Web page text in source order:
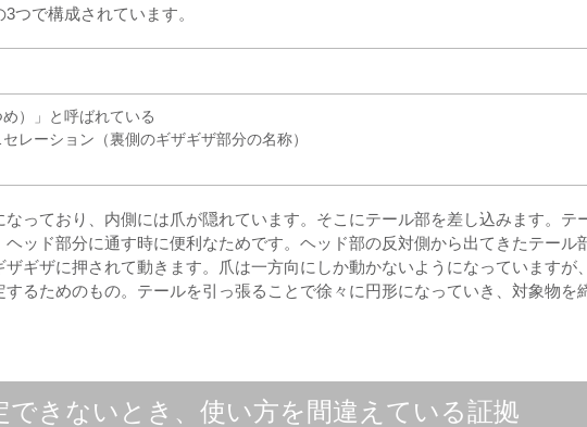
つで構成されています。
）」と呼ばれている
レーション（裏側のギザギザ部分の名称）
っており、内側には爪が隠れています。そこにテール部を差し込みます。テ
ッド部分に通す時に便利なためです。ヘッド部の反対側から出てきたテール
ギザに押されて動きます。爪は一方向にしか動かないようになっていますが
るためのもの。テールを引っ張ることで徐々に円形になっていき、対象物を
できないとき、使い方を間違えている証拠